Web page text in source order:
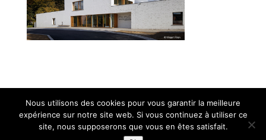
Design deElegant Themes| Propulsé par
Nous utilisons des cookies pour vous garantir la meilleure
expérience sur notre site web. Si vous continuez à utiliser ce
site, nous supposerons que vous en êtes satisfait.